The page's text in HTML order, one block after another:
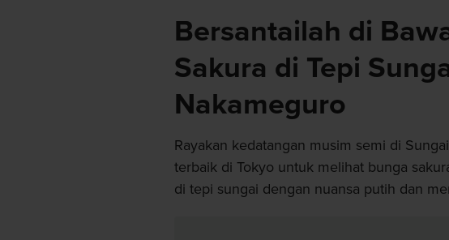
Bersantailah di
Sakura di Tepi
Nakameguro
Rayakan kedatangan musim semi di
terbaik di Tokyo untuk melihat bunga
di tepi sungai dengan nuansa putih dan